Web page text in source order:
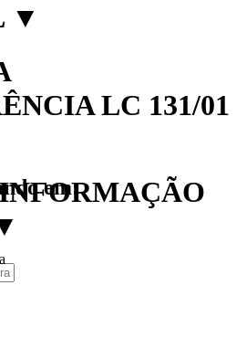
▼
LC 131/01
em: